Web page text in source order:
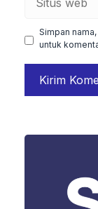
Simpan
untuk